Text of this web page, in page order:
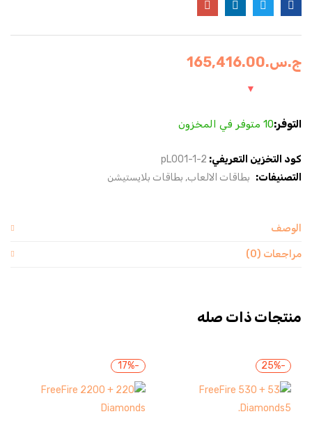
تذكرنى
ج.س.165,416.00
التوفر:10 متوفر في المخزون
كود التخزين التعريفي: pL001-1-2
التصنيفات: بطاقات الالعاب بطاقات بلايستيشن
الوصف
مراجعات (0)
منتجات ذات صله
-25%
-17%